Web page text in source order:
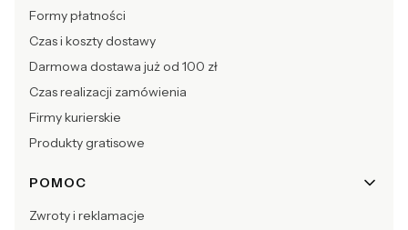
Formy płatności
Czas i koszty dostawy
Darmowa dostawa już od 100 zł
Czas realizacji zamówienia
Firmy kurierskie
Produkty gratisowe
POMOC
Zwroty i reklamacje